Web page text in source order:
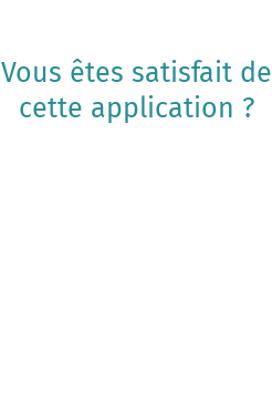
Vous êtes satisfait de
cette application ?